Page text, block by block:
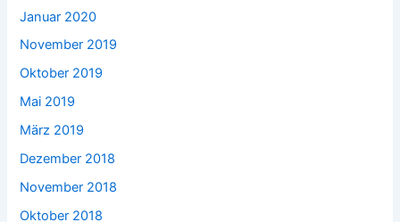
Januar 2020
November 2019
Oktober 2019
Mai 2019
März 2019
Dezember 2018
November 2018
Oktober 2018